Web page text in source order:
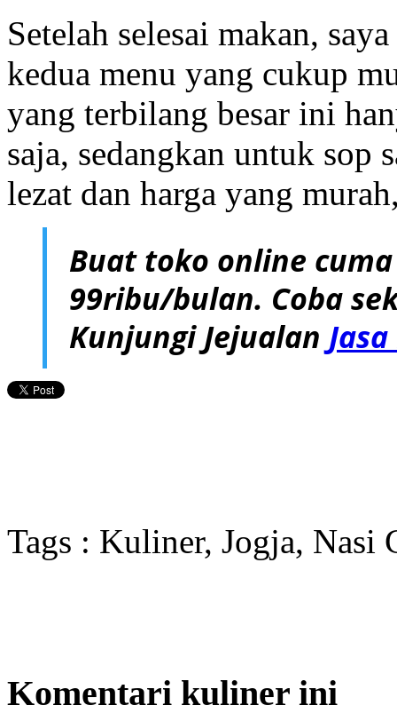
Setelah selesai makan,
kedua menu yang cukup
yang terbilang besar ini
saja, sedangkan untuk sop
lezat dan harga yang
Buat toko online
99ribu/bulan. Coba
Kunjungi Jejualan
Tags : Kuliner, Jogja, Nasi
Komentari kuliner ini